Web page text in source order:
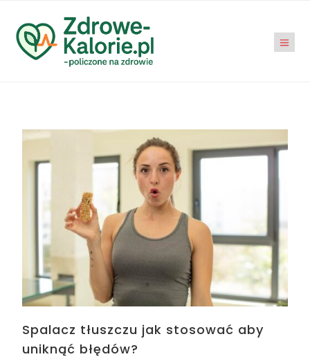
Spalacz tłuszczu jak stosować aby
uniknąć błędów?